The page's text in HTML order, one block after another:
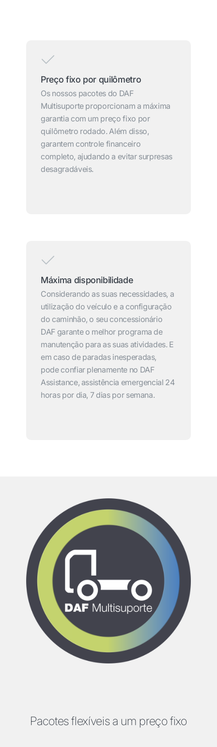
Preço fixo por quilômetro
Os nossos pacotes do DAF
Multisuporte proporcionam a máxima
garantia com um preço fixo por
quilômetro rodado. Além disso,
garantem controle financeiro
completo, ajudando a evitar surpresas
desagradáveis.
Máxima disponibilidade
Considerando as suas necessidades, a
utilização do veículo e a configuração
do caminhão, o seu concessionário
DAF garante o melhor programa de
manutenção para as suas atividades. E
em caso de paradas inesperadas,
pode confiar plenamente no DAF
Assistance, assistência emergencial 24
horas por dia, 7 dias por semana.
Pacotes flexíveis a um preço fixo